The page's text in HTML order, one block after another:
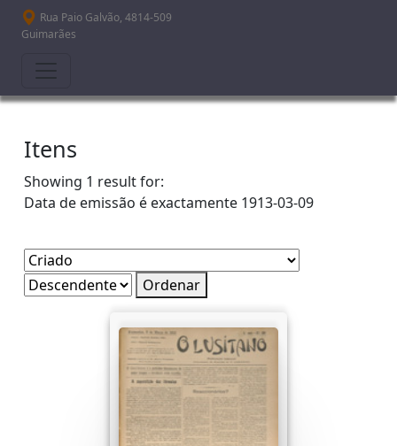
Passar para o conteúdo principal
Rua Paio Galvão, 4814-509
Guimarães
Itens
Showing 1 result for:
Data de emissão é exactamente 1913-03-09
Ordenar